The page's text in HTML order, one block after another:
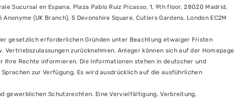
Sucursal en Espana, Plaza Pablo Ruiz Picasso, 1, 9th floor, 28020 Madrid,
(UK Branch), 5 Devonshire Square, Cutlers Gardens, London EC2M
gesetzlich erforderlichen Gründen unter Beachtung etwaiger Fristen
zurücknehmen. Anleger können sich auf der Homepage
Rechte informieren. Die Informationen stehen in deutscher und
zur Verfügung. Es wird ausdrücklich auf die ausführlichen
gewerblichen Schutzrechten. Eine Vervielfältigung, Verbreitung,